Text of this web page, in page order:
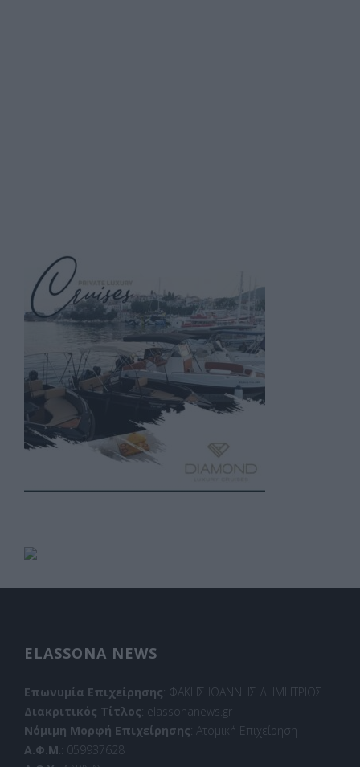
ELASSONA NEWS
Επωνυμία Επιχείρησης: ΦΑΚΗΣ ΙΩΑΝΝΗΣ ΔΗΜΗΤΡΙΟΣ
Διακριτικός Τίτλος: elassonanews.gr
Νόμιμη Μορφή Επιχείρησης: Ατομική Επιχείρηση
Α.Φ.Μ.: 059937628